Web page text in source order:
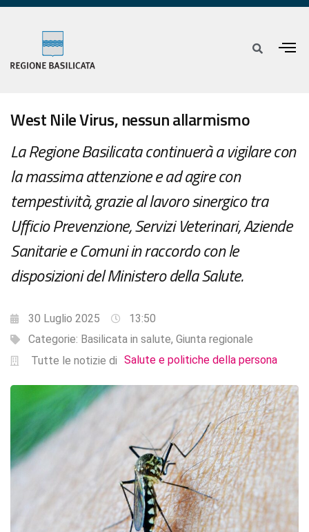
West Nile Virus, nessun allarmismo
La Regione Basilicata continuerà a vigilare con
la massima attenzione e ad agire con
tempestività, grazie al lavoro sinergico tra
Ufficio Prevenzione, Servizi Veterinari, Aziende
Sanitarie e Comuni in raccordo con le
disposizioni del Ministero della Salute.
30 Luglio 2025
13:50
Categorie: Basilicata in salute, Giunta regionale
Tutte le notizie di Salute e politiche della persona